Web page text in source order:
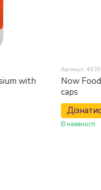
with
Артикул:
Now
caps
В наявності